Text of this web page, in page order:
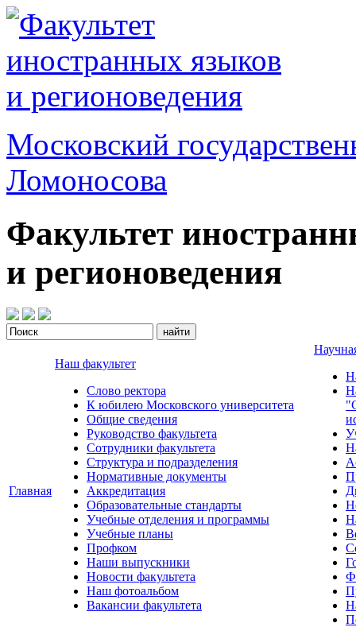
Московский
Ломоносова
Факультет
и регионоведения
Главная
Наш факультет
Слово ректора
К юбилею Московского университета
Общие сведения
Руководство факультета
Сотрудники факультета
Структура и подразделения
Нормативные документы
Аккредитация
Образовательные стандарты
Учебные отделения и программы
Учебные планы
Профком
Наши выпускники
Новости факультета
Наш фотоальбом
Вакансии факультета